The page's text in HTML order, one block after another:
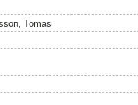
Tomas